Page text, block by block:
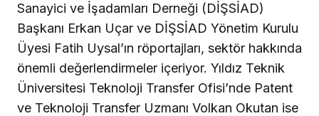
Sanayici ve İşadamları Derneği (DİŞSİAD)
Başkanı Erkan Uçar ve DİŞSİAD Yönetim Kurulu
Üyesi Fatih Uysal’ın röportajları, sektör hakkında
önemli değerlendirmeler içeriyor. Yıldız Teknik
Üniversitesi Teknoloji Transfer Ofisi’nde Patent
ve Teknoloji Transfer Uzmanı Volkan Okutan ise